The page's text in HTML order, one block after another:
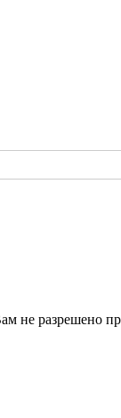
не разрешено